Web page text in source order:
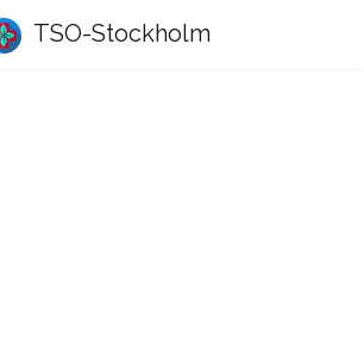
TSO-Stockholm